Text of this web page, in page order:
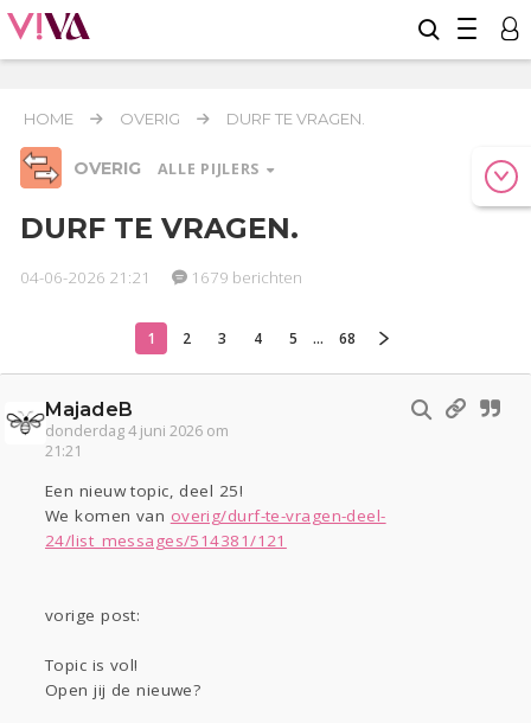
HOME OVERIG DURF TE VRAGEN.
OVERIG ALLE PIJLERS
Relaties Werk & Studie Geld & Recht
Overig
Actueel
Lijf & Lijn
Kinderen
Digi
Sport
Contact
Gevraagd
Horen
DURF TE VRAGEN.
04-06-2026 21:21 1679 berichten
1 2 3 4 5 ... 68
MajadeB
donderdag 4 juni 2026 om
21:21
Een nieuw topic, deel 25!
We komen van overig/durf-te-vragen-deel-
24/list_messages/514381/121
vorige post:
Topic is vol!
Open jij de nieuwe?